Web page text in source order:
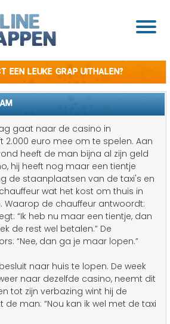
een leuke grap uithalen?
gaat naar de casino in
2.000 euro mee om te spelen. Aan
heeft de man bijna al zijn geld
hij heeft nog maar een tientje
de staanplaatsen van de taxi's en
wat het kost om thuis in
Waarop de chauffeur antwoordt:
“Ik heb nu maar een tientje, dan
de rest wel betalen.” De
“Nee, dan ga je maar lopen.”
naar huis te lopen. De week
naar dezelfde casino, neemt dit
tot zijn verbazing wint hij de
de man: “Nou kan ik wel met de taxi